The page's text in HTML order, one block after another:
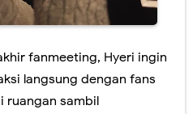
fanmeeting, Hyeri ingin
langsung dengan fans
ruangan sambil